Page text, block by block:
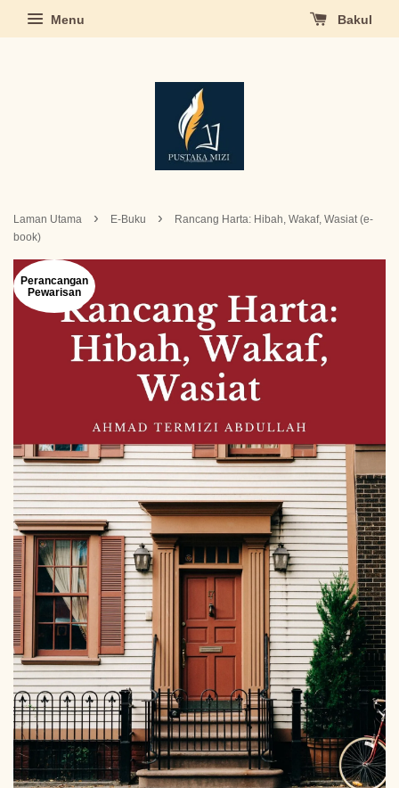
Menu Bakul
Laman Utama › E-Buku ›
Rancang Harta: Hibah, Wakaf, Wasiat (e-
book)
Perancangan
Pewarisan